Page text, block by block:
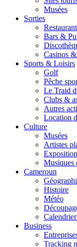
Musées
Sorties
Bars &
Casinos
Sports & Loisirs
Golf
Pêche
Le Traid
Clubs &
Autres
Location
Culture
Musées
Artistes
Musiques
Cameroun
Histoire
Météo
Business
Tracking